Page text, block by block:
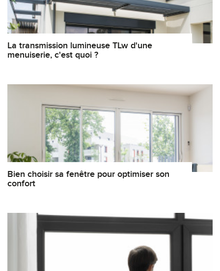
La transmission lumineuse TLw d'une
menuiserie, c'est quoi ?
Bien choisir sa fenêtre pour optimiser son
confort